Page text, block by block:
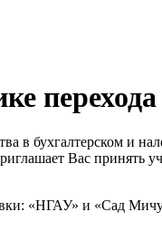
в бухгалтерском и
Вас принять
«НГАУ» и «Сад